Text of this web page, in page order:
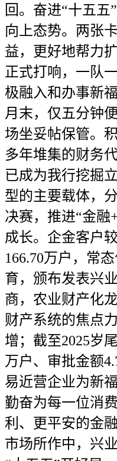
回。奋进“十五
向上态势。两张
益，更好地帮力
正式打响，一队
极融入和办事新
月末，仅五分钟
场坐妥帖保管。
多年堆集的财务
已成为我行挖掘
型的主要载体，
决赛，推进“金融
成长。企金客户
166.70万户，常
育，颁布发表兴
商，农业财产化
财产系统的焦点
增；截至2025岁
万户、审批金额
易近营企业为新
勤奋为每一位消
利、更平安的金
市场所作中，兴